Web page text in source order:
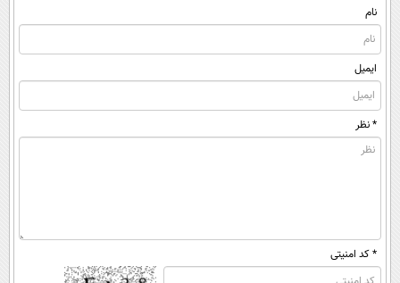
(پرسشنامه)
نام
ایمیل
* نظر
* کد امنیتی